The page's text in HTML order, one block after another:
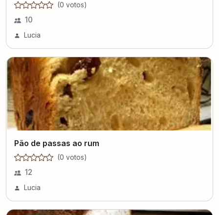
(0 votos)
10
Lucia
Pão de passas ao rum
(0 votos)
12
Lucia